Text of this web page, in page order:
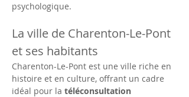
psychologique.
La ville de Charenton-Le-Pont
et ses habitants
Charenton-Le-Pont est une ville riche en
histoire et en culture, offrant un cadre
idéal pour la téléconsultation